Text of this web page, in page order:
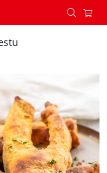
tijestu - Recepti - Konzum